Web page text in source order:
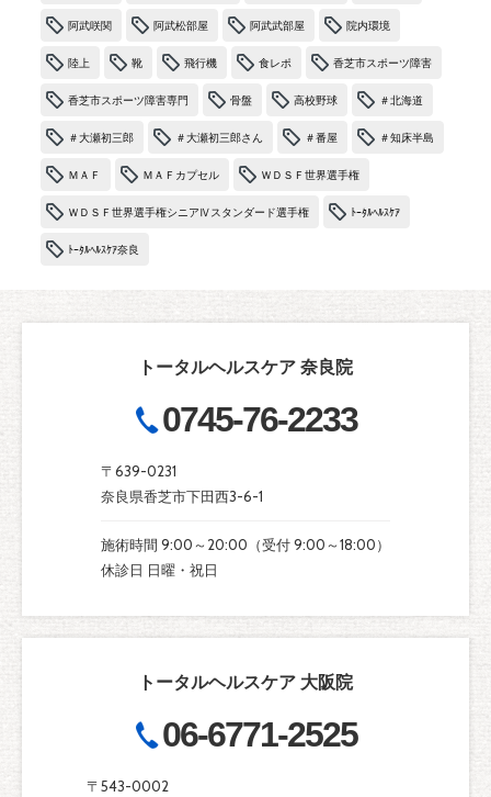
阿武咲関 阿武松部屋 阿武武部屋 院内環境
陸上 靴 飛行機 食レポ 香芝市スポーツ障害
香芝市スポーツ障害専門 骨盤 高校野球 ＃北海道
＃大瀬初三郎 ＃大瀬初三郎さん ＃番屋 ＃知床半島
ＭＡＦ ＭＡＦカプセル ＷＤＳＦ世界選手権
ＷＤＳＦ世界選手権シニアⅣスタンダード選手権 ﾄｰﾀﾙﾍﾙｽｹｱ
ﾄｰﾀﾙﾍﾙｽｹｱ奈良
トータルヘルスケア 奈良院
0745-76-2233
〒639-0231
奈良県香芝市下田西3-6-1
施術時間 9:00～20:00（受付 9:00～18:00）
休診日 日曜・祝日
トータルヘルスケア 大阪院
06-6771-2525
〒543-0002